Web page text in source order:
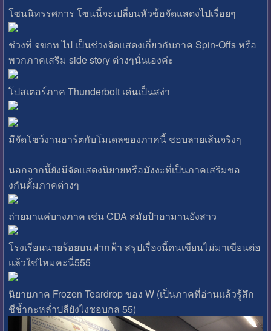
โซนนิทรรศการ โซนนี้จะเปลี่ยนหัวข้อจัดแสดงไปเรื่อยๆ
ช่วงที่ จขกท ไป เป็นช่วงจัดแสดงเกี่ยวกับภาค Spin-Offs หรือ
พวกภาคเสริม side story ต่างๆนั่นเองค่ะ
โปสเตอร์ภาค Thunderbolt เด่นเป็นสง่า
มีจัดโชว์งานอาร์ตกับโมเดลของภาคนี้ ชอบลายเส้นจริงๆ
นอกจากนี้ยังมีจัดแสดงนิยายหรือมังงะที่เป็นภาคเสริมขอ
งกันดั้มภาคต่างๆ
ถ่ายมาแค่บางภาค เช่น CDA สมัยป้าฮามานยังสาว
โรงเรียนนายร้อยบนฟากฟ้า สรุปเรื่องนี้คนเขียนไม่มาเขียนต่อ
แล้วใช่ไหมคะนี่555
นิยายภาค Frozen Teardrop ของ W (เป็นภาคที่อ่านแล้วรู้สึก
ชีช้ำกะหล่ำปลียังไงชอบกล 55)